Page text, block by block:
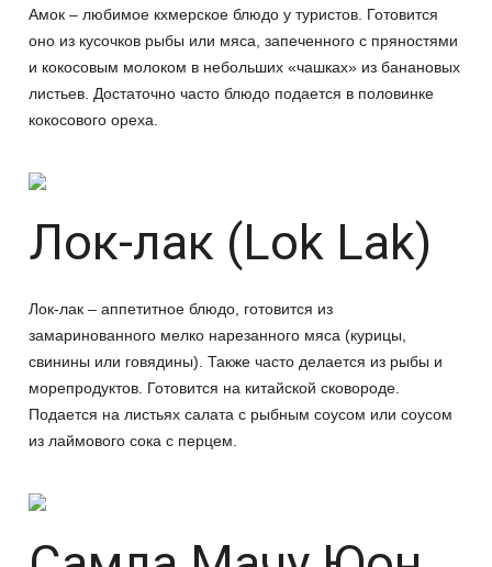
Амок – любимое кхмерское блюдо у туристов. Готовится
оно из кусочков рыбы или мяса, запеченного с пряностями
и кокосовым молоком в небольших «чашках» из банановых
листьев. Достаточно часто блюдо подается в половинке
кокосового ореха.
Лок-лак (Lok Lak)
Лок-лак – аппетитное блюдо, готовится из
замаринованного мелко нарезанного мяса (курицы,
свинины или говядины). Также часто делается из рыбы и
морепродуктов. Готовится на китайской сковороде.
Подается на листьях салата с рыбным соусом или соусом
из лаймового сока с перцем.